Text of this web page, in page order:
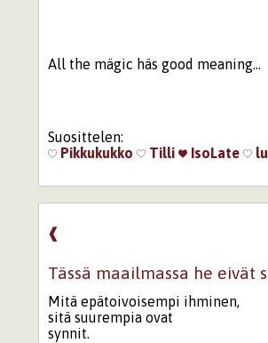
All the mägic häs good meaning...
Suosittelen:
Pikkukukko
Tilli IsoLate
❰
Tässä maailmassa he eivät
Mitä epätoivoisempi ihminen,
sitä suurempia ovat
synnit.